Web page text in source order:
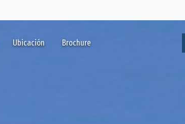
Ubicación Brochure